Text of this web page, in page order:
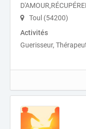
Toul (54200)
Activités
Guerisseur,